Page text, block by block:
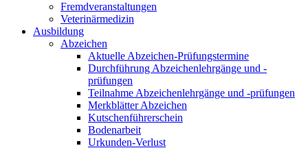
Fremdveranstaltungen
Veterinärmedizin
Ausbildung
Abzeichen
Aktuelle Abzeichen-Prüfungstermine
Durchführung Abzeichenlehrgänge und -
prüfungen
Teilnahme Abzeichenlehrgänge und -prüfungen
Merkblätter Abzeichen
Kutschenführerschein
Bodenarbeit
Urkunden-Verlust